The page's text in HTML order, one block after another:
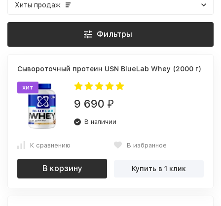
Хиты продаж
Фильтры
Сывороточный протеин USN BlueLab Whey (2000 г)
хит
9 690 ₽
В наличии
К сравнению В избранное
В корзину Купить в 1 клик